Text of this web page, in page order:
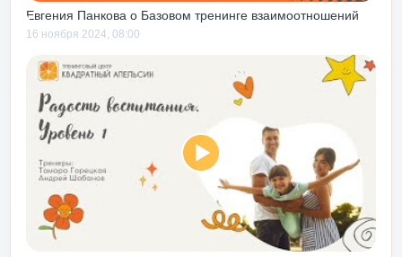
стал для меня,
В легкой,
рассказано
полезен
точно
действий в
со
помогает
Евгения Панкова о Базовом тренинге взаимоотношений
16 ноября 2024, 08:00